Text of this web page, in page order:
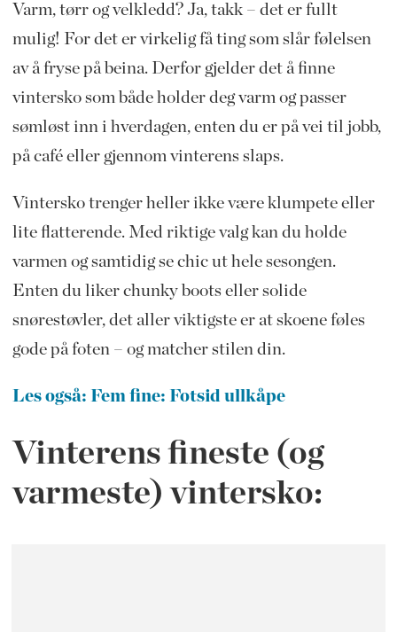
Varm, tørr og velkledd? Ja, takk – det er fullt
mulig! For det er virkelig få ting som slår følelsen
av å fryse på beina. Derfor gjelder det å finne
vintersko som både holder deg varm og passer
sømløst inn i hverdagen, enten du er på vei til jobb,
på café eller gjennom vinterens slaps.
Vintersko trenger heller ikke være klumpete eller
lite flatterende. Med riktige valg kan du holde
varmen og samtidig se chic ut hele sesongen.
Enten du liker chunky boots eller solide
snørestøvler, det aller viktigste er at skoene føles
gode på foten – og matcher stilen din.
Les også: Fem fine: Fotsid ullkåpe
Vinterens fineste (og
varmeste) vintersko: